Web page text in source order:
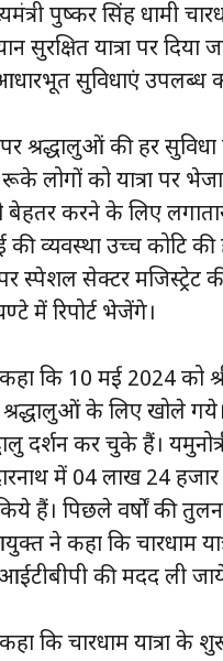
पुष्कर सिंह धामी
यात्रा पर दिया
सुविधाएं उपलब्ध
श्रद्धालुओं की हर
लोगों को यात्रा पर
बेहतर करने के लिए
व्यवस्था उच्च कोटि
स्पेशल सेक्टर मजिस्ट्रेट
में रिपोर्ट भेजेंगे।
कि 10 मई 2024 को श्री
के लिए खोले
दर्शन कर चुके हैं।
में 04 लाख 24
हैं। पिछले वर्षों की
ने कहा कि चारधाम
की मदद ली
कि चारधाम यात्रा के